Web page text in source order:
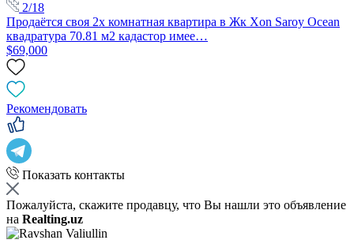
2/18
Продаётся своя 2х комнатная квартира в Жк Xon Saroy Ocean
квадратура 70.81 м2 кадастор имее…
$69,000
Рекомендовать
Показать контакты
Пожалуйста, скажите продавцу, что Вы нашли это объявление
на Realting.uz